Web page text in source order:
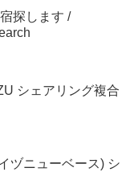
探します /
シェアリング複合
ヅニューベース) シ